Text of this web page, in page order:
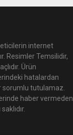
internet
Resimler Temsilidir,
Ürün
hatalardan
sorumlu tutulamaz.
haber vermeden